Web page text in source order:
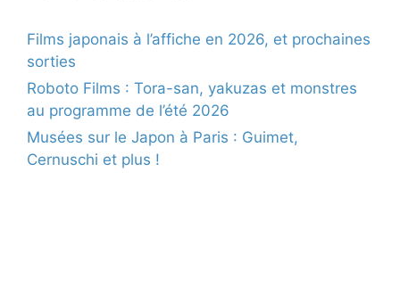
Films japonais à l’affiche en 2026, et prochaines
sorties
Roboto Films : Tora-san, yakuzas et monstres
au programme de l’été 2026
Musées sur le Japon à Paris : Guimet,
Cernuschi et plus !